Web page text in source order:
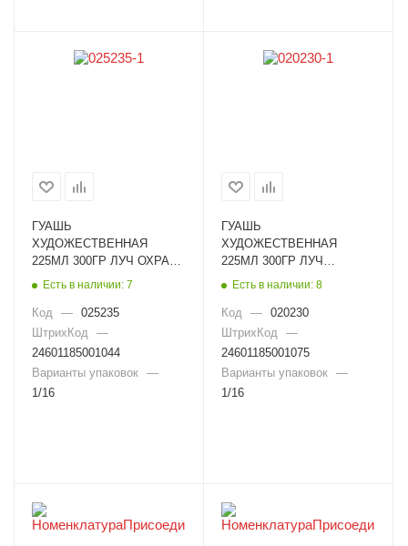
ГУАШЬ
ХУДОЖЕСТВЕННАЯ
225МЛ 300ГР ЛУЧ ОХРА
8С 396-08
Есть в наличии: 7
Код — 025235
ШтрихКод —
24601185001044
Варианты упаковок —
1/16
ГУАШЬ
ХУДОЖЕСТВЕННАЯ
225МЛ 300ГР ЛУЧ
РУБИНОВАЯ 8С 404-08
Есть в наличии: 8
Код — 020230
ШтрихКод —
24601185001075
Варианты упаковок —
1/16